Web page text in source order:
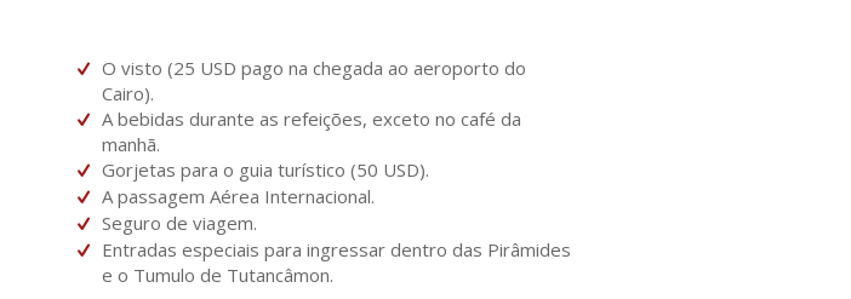
O visto (25 USD pago na chegada ao aeroporto do
Cairo).
A bebidas durante as refeições, exceto no café da
manhã.
Gorjetas para o guia turístico (50 USD).
A passagem Aérea Internacional.
Seguro de viagem.
Entradas especiais para ingressar dentro das Pirâmides
e o Tumulo de Tutancâmon.